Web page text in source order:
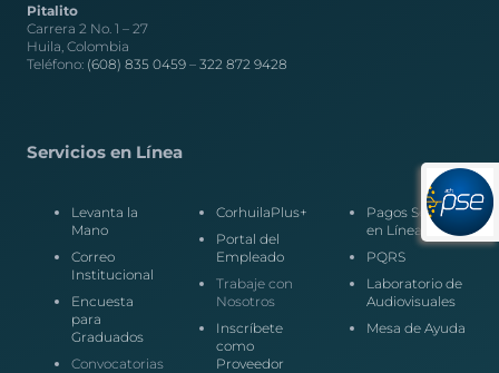
Pitalito
Carrera 2 No. 1 – 27
Huila, Colombia
Teléfono: (608) 835 0459 – 322 872 9428
Servicios en Línea
Levanta la
Mano
Correo
Institucional
Encuesta
para
Graduados
Convocatorias
CorhuilaPlus+
Portal del
Empleado
Trabaje con
Nosotros
Inscríbete
como
Proveedor
Pagos Seguros
en Línea
PQRS
Laboratorio de
Audiovisuales
Mesa de Ayuda